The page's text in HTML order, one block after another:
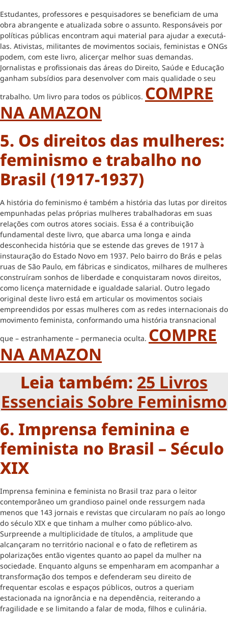
Estudantes, professores e pesquisadores se beneficiam de uma
obra abrangente e atualizada sobre o assunto. Responsáveis por
políticas públicas encontram aqui material para ajudar a executá-
las. Ativistas, militantes de movimentos sociais, feministas e ONGs
podem, com este livro, alicerçar melhor suas demandas.
Jornalistas e profissionais das áreas do Direito, Saúde e Educação
ganham subsídios para desenvolver com mais qualidade o seu
trabalho. Um livro para todos os públicos. COMPRE
NA AMAZON
5. Os direitos das mulheres:
feminismo e trabalho no
Brasil (1917-1937)
A história do feminismo é também a história das lutas por direitos
empunhadas pelas próprias mulheres trabalhadoras em suas
relações com outros atores sociais. Essa é a contribuição
fundamental deste livro, que abarca uma longa e ainda
desconhecida história que se estende das greves de 1917 à
instauração do Estado Novo em 1937. Pelo bairro do Brás e pelas
ruas de São Paulo, em fábricas e sindicatos, milhares de mulheres
construíram sonhos de liberdade e conquistaram novos direitos,
como licença maternidade e igualdade salarial. Outro legado
original deste livro está em articular os movimentos sociais
empreendidos por essas mulheres com as redes internacionais do
movimento feminista, conformando uma história transnacional
que – estranhamente – permanecia oculta. COMPRE
NA AMAZON
Leia também: 25 Livros
Essenciais Sobre Feminismo
6. Imprensa feminina e
feminista no Brasil – Século
XIX
Imprensa feminina e feminista no Brasil traz para o leitor
contemporâneo um grandioso painel onde ressurgem nada
menos que 143 jornais e revistas que circularam no país ao longo
do século XIX e que tinham a mulher como público-alvo.
Surpreende a multiplicidade de títulos, a amplitude que
alcançaram no território nacional e o fato de refletirem as
polarizações então vigentes quanto ao papel da mulher na
sociedade. Enquanto alguns se empenharam em acompanhar a
transformação dos tempos e defenderam seu direito de
frequentar escolas e espaços públicos, outros a queriam
estacionada na ignorância e na dependência, reiterando a
fragilidade e se limitando a falar de moda, filhos e culinária.